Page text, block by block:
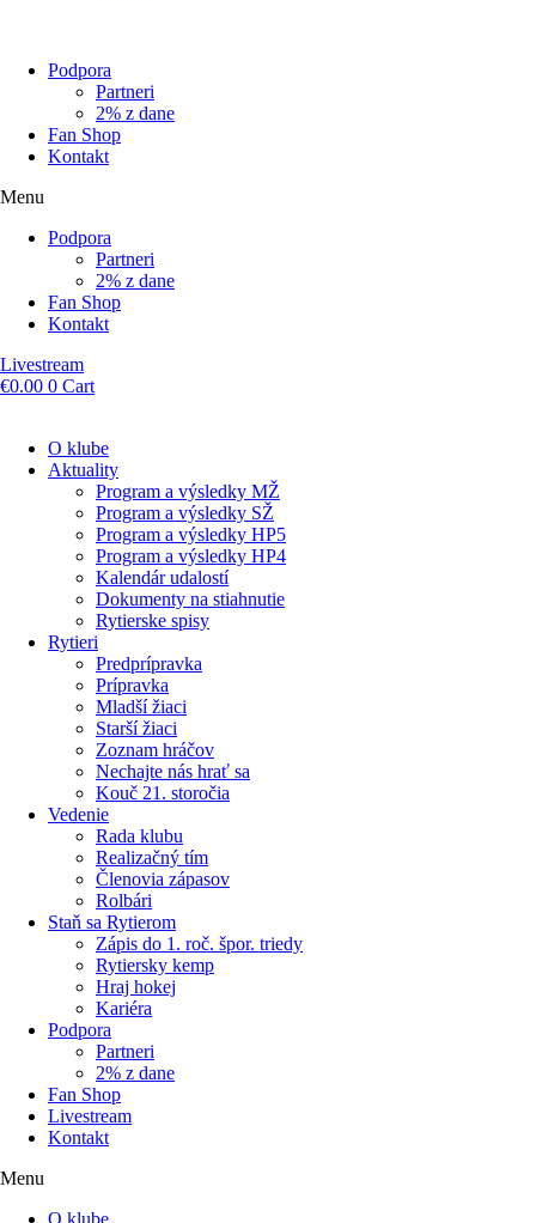
Podpora
Partneri
2% z dane
Fan Shop
Kontakt
Menu
Podpora
Partneri
2% z dane
Fan Shop
Kontakt
Livestream
€0.00 0 Cart
O klube
Aktuality
Program a výsledky MŽ
Program a výsledky SŽ
Program a výsledky HP5
Program a výsledky HP4
Kalendár udalostí
Dokumenty na stiahnutie
Rytierske spisy
Rytieri
Predprípravka
Prípravka
Mladší žiaci
Starší žiaci
Zoznam hráčov
Nechajte nás hrať sa
Kouč 21. storočia
Vedenie
Rada klubu
Realizačný tím
Členovia zápasov
Rolbári
Staň sa Rytierom
Zápis do 1. roč. špor. triedy
Rytiersky kemp
Hraj hokej
Kariéra
Podpora
Partneri
2% z dane
Fan Shop
Livestream
Kontakt
Menu
O klube